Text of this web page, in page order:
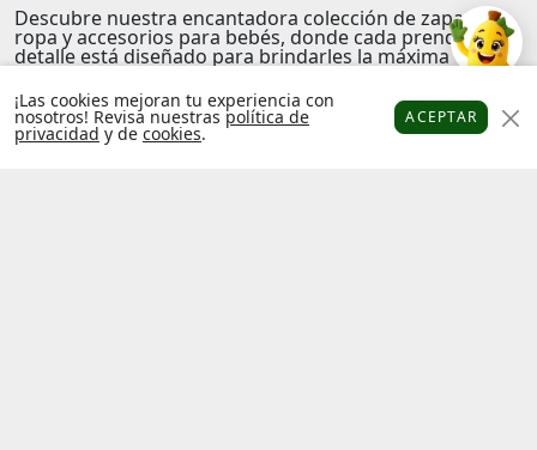
Descubre nuestra encantadora colección de zapatos,
ropa y accesorios para bebés, donde cada prenda y
detalle está diseñado para brindarles la máxima
ropa de bebé, desde tiernos conjuntos hasta accesorios
adorables que harán que tu pequeño se sienta
protegido y mimado. Nuestras opciones de calzado son
perfectas para cada ocasión, asegurando que tus
Platanitos Favoritos
¡Las cookies mejoran tu experiencia con
nosotros! Revisa nuestras política de
privacidad y de cookies.
ACEPTAR